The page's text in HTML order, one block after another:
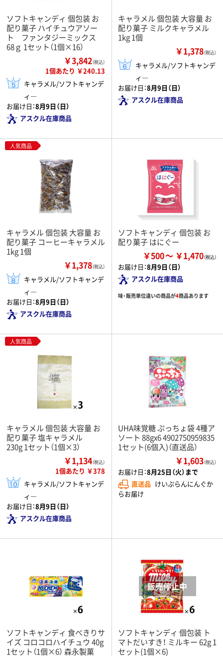
ソフトキャンディ 個包装 お
配り菓子 ハイチュウアソー
ト ファンタジーミックス
68ｇ 1セット（1個×16）
￥3,842（税込）
1個あたり ￥240.13
キャラメル/ソフトキャンデ
ィ―
お届け日：8月9日（日）
アスクル在庫商品
キャラメル 個包装 大容量 お
配り菓子 ミルクキャラメル
1kg 1個
￥1,378（税込）
キャラメル/ソフトキャンデ
ィ―
お届け日：8月9日（日）
アスクル在庫商品
人気商品
キャラメル 個包装 大容量 お
配り菓子 コーヒーキャラメル
1kg 1個
￥1,378（税込）
キャラメル/ソフトキャンデ
ィ―
お届け日：8月9日（日）
アスクル在庫商品
ソフトキャンディ 個包装 お
配り菓子 はにぐー
￥500 ￥1,470
お届け日：8月9日（日）
アスクル在庫商品
味・販売単位違いの商品が4商品あります
人気商品
キャラメル 個包装 大容量 お
配り菓子 塩キャラメル
230g 1セット（1個×3）
￥1,134（税込）
1個あたり ￥378
キャラメル/ソフトキャンデ
ィ―
お届け日：8月9日（日）
アスクル在庫商品
UHA味覚糖 ぷっちょ袋 4種ア
ソート 88gx6 4902750959835
1セット(6個入)（直送品）
￥1,603（税込）
お届け日：8月25日（火）まで
直送品 けいぷらんにんぐか
らお届け
ソフトキャンディ 食べきりサ
イズ コロコロハイチュウ 40g
1セット（1個×6） 森永製菓
ソフトキャンディ 個包装 ト
マトだいすき！ ミルキー 62g 1
セット(1個×6)